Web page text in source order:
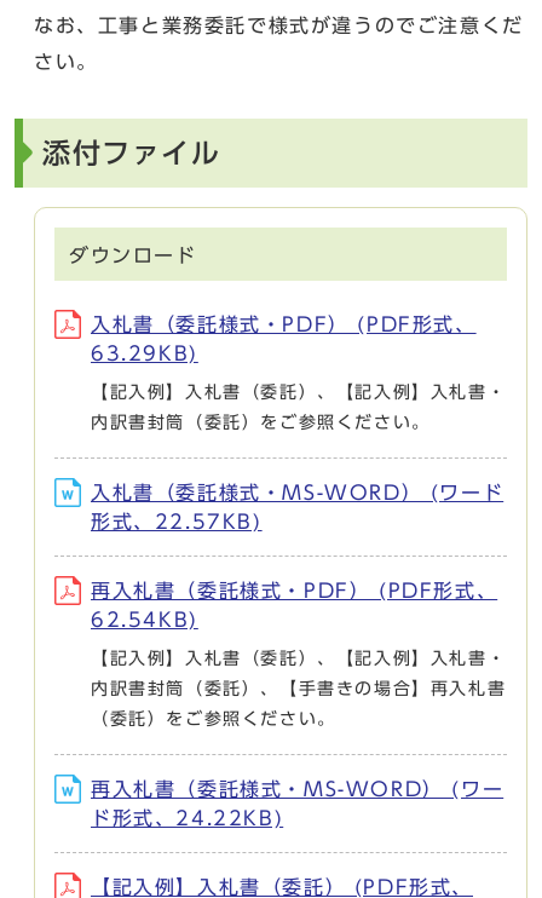
なお、工事と業務委託で様式が違うのでご注意くだ
さい。
添付ファイル
ダウンロード
入札書（委託様式・PDF） (PDF形式、
63.29KB)
【記入例】入札書（委託）、【記入例】入札書・
内訳書封筒（委託）をご参照ください。
入札書（委託様式・MS-WORD） (ワード
形式、22.57KB)
再入札書（委託様式・PDF） (PDF形式、
62.54KB)
【記入例】入札書（委託）、【記入例】入札書・
内訳書封筒（委託）、【手書きの場合】再入札書
（委託）をご参照ください。
再入札書（委託様式・MS-WORD） (ワー
ド形式、24.22KB)
【記入例】入札書（委託） (PDF形式、